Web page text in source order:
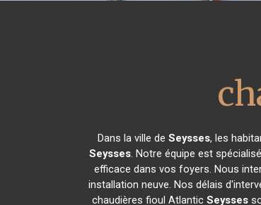
Dans la ville de Seysses, les
Seysses. Notre équipe est
efficace dans vos foyers. Nous
installation neuve. Nos délais
chaudières fioul Atlantic Seysses